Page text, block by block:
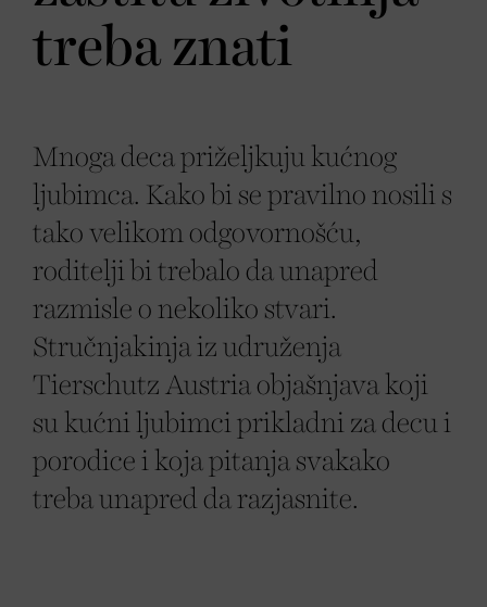
treba znati
Mnoga deca priželjkuju kućnog
ljubimca. Kako bi se pravilno nosili s
tako velikom odgovornošću,
roditelji bi trebalo da unapred
razmisle o nekoliko stvari.
Stručnjakinja iz udruženja
Tierschutz Austria objašnjava koji
su kućni ljubimci prikladni za decu i
porodice i koja pitanja svakako
treba unapred da razjasnite.